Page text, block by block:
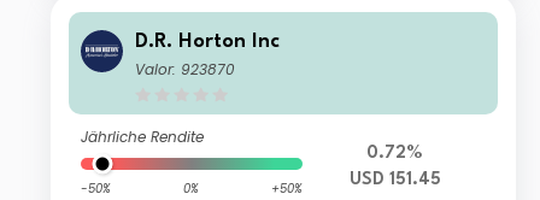
D.R. Horton Inc
Valor: 923870
Jährliche Rendite
-50% 0% +50%
0.72%
USD 151.45